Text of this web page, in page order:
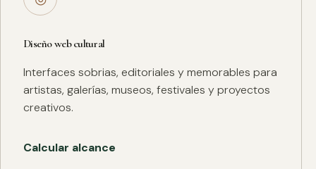
Diseño web cultural
Interfaces sobrias, editoriales y memorables para
artistas, galerías, museos, festivales y proyectos
creativos.
Calcular alcance